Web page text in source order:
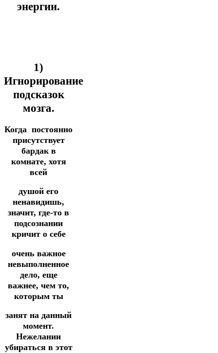
энергии.
1)
Игнорирование
подсказок
мозга.
Когда постоянно
присутствует
бардак в
комнате, хотя
всей
душой его
ненавидишь,
значит, где-то в
подсознании
кричит о себе
очень важное
невыполненное
дело, еще
важнее, чем то,
которым ты
занят на данный
момент.
Нежелании
убираться в этот